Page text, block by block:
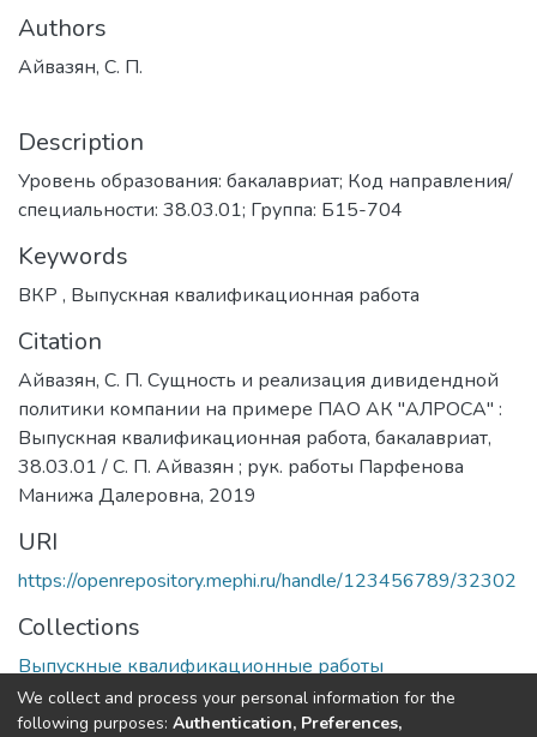
Authors
Айвазян, С. П.
Description
Уровень образования: бакалавриат; Код направления/
специальности: 38.03.01; Группа: Б15-704
Keywords
ВКР , Выпускная квалификационная работа
Citation
Айвазян, С. П. Сущность и реализация дивидендной
политики компании на примере ПАО АК "АЛРОСА" :
Выпускная квалификационная работа, бакалавриат,
38.03.01 / С. П. Айвазян ; рук. работы Парфенова
Манижа Далеровна, 2019
URI
https://openrepository.mephi.ru/handle/123456789/32302
Collections
Выпускные квалификационные работы
Full item page
We collect and process your personal information for the
following purposes: Authentication, Preferences,